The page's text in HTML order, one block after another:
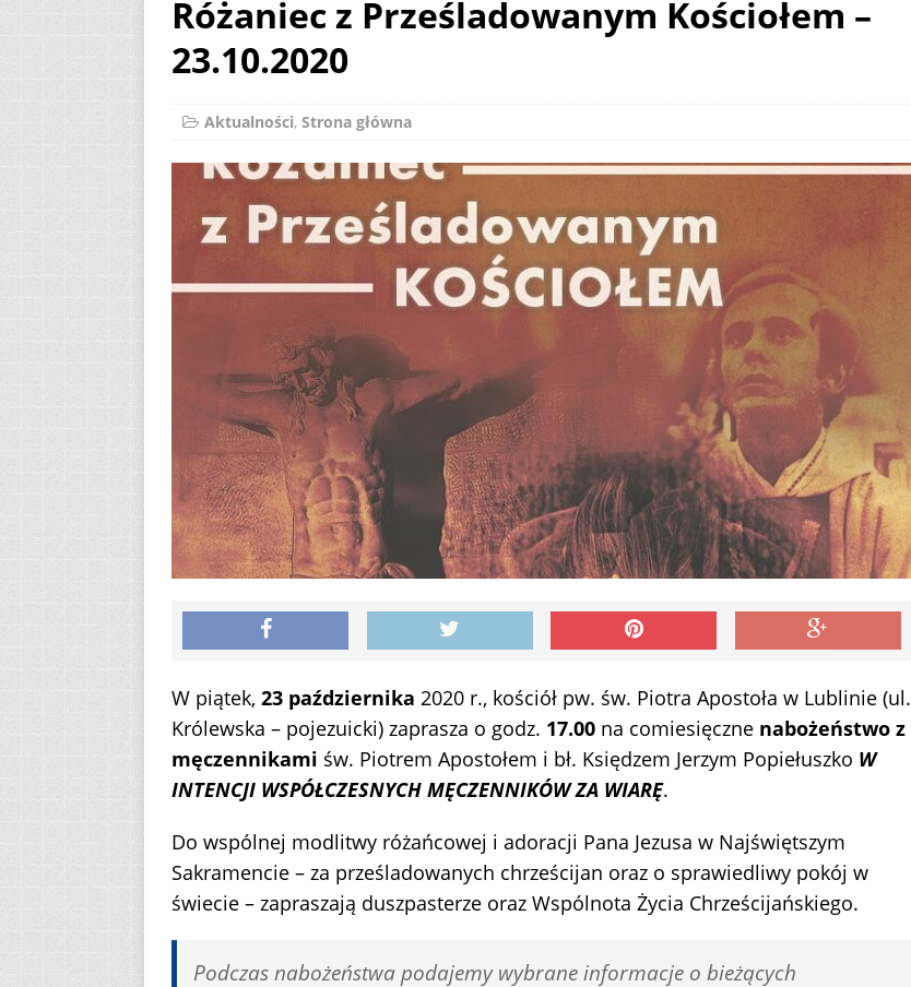
Apel na miesiąc abstynencji – sierpień 2026
Różaniec z Prześladowanym Kościołem –
23.10.2020
Aktualności, Strona główna
W piątek, 23 października 2020 r., kościół pw. św. Piotra Apostoła w Lublinie (ul.
Królewska – pojezuicki) zaprasza o godz. 17.00 na comiesięczne nabożeństwo z
męczennikami św. Piotrem Apostołem i bł. Księdzem Jerzym Popiełuszko W
INTENCJI WSPÓŁCZESNYCH MĘCZENNIKÓW ZA WIARĘ.
Do wspólnej modlitwy różańcowej i adoracji Pana Jezusa w Najświętszym
Sakramencie – za prześladowanych chrześcijan oraz o sprawiedliwy pokój w
świecie – zapraszają duszpasterze oraz Wspólnota Życia Chrześcijańskiego.
Podczas nabożeństwa podajemy wybrane informacje o bieżących